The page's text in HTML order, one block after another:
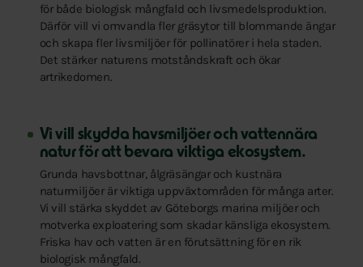
för både biologisk mångfald och livsmedelsproduktion.
Därför vill vi omvandla fler gräsytor till blommande ängar
och skapa fler livsmiljöer för pollinatörer i hela staden.
Det stärker naturens motståndskraft och ökar
artrikedomen.
Vi vill skydda havsmiljöer och vattennära
natur för att bevara viktiga ekosystem.
Grunda havsbottnar, ålgräsängar och kustnära
naturmiljöer är viktiga uppväxtområden för många arter.
Vi vill stärka skyddet av Göteborgs marina miljöer och
motverka exploatering som skadar känsliga ekosystem.
Friska hav och vatten är en förutsättning för en rik
biologisk mångfald.